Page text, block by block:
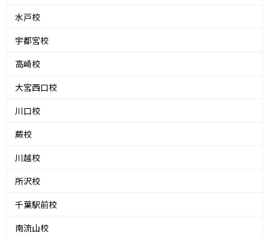
水戸校
宇都宮校
高崎校
大宮西口校
川口校
蕨校
川越校
所沢校
千葉駅前校
南流山校